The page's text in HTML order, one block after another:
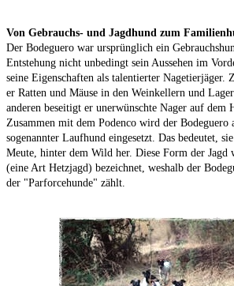
Von Gebrauchs- und Jagdhund zum
Der Bodeguero war ursprünglich ein
Entstehung nicht unbedingt sein Aussehen im
seine Eigenschaften als talentierter Nagetierjäger.
er Ratten und Mäuse in den Weinkellern und
anderen beseitigt er unerwünschte Nager auf dem
Zusammen mit dem Podenco wird der Bodeguero
sogenannter Laufhund eingesetzt. Das bedeutet,
Meute, hinter dem Wild her. Diese Form der Jagd
(eine Art Hetzjagd) bezeichnet, weshalb der
der "Parforcehunde" zählt.